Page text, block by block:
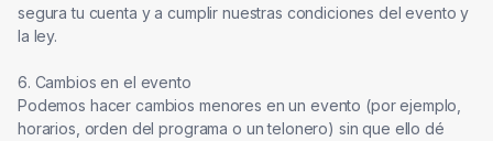
segura tu cuenta y a cumplir nuestras condiciones del evento y
la ley.
6. Cambios en el evento
Podemos hacer cambios menores en un evento (por ejemplo,
horarios, orden del programa o un telonero) sin que ello dé